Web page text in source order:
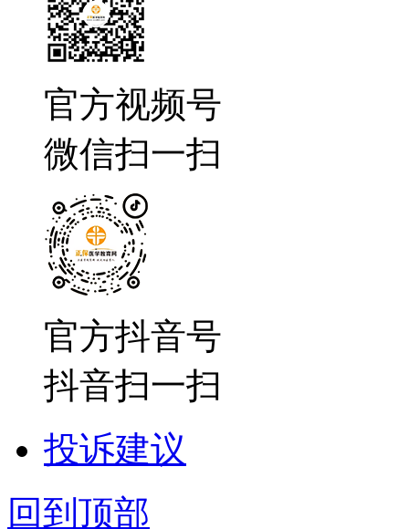
官方视频号
微信扫一扫
官方抖音号
抖音扫一扫
投诉建议
回到顶部